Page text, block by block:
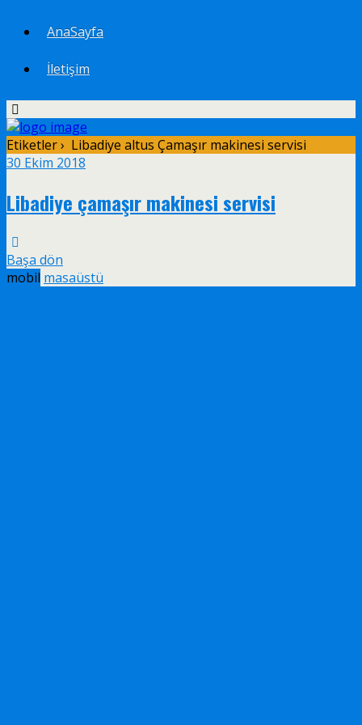
AnaSayfa
İletişim
Etiketler › Libadiye altus Çamaşır makinesi servisi
30 Ekim 2018
Libadiye çamaşır makinesi servisi
Başa dön
mobil masaüstü